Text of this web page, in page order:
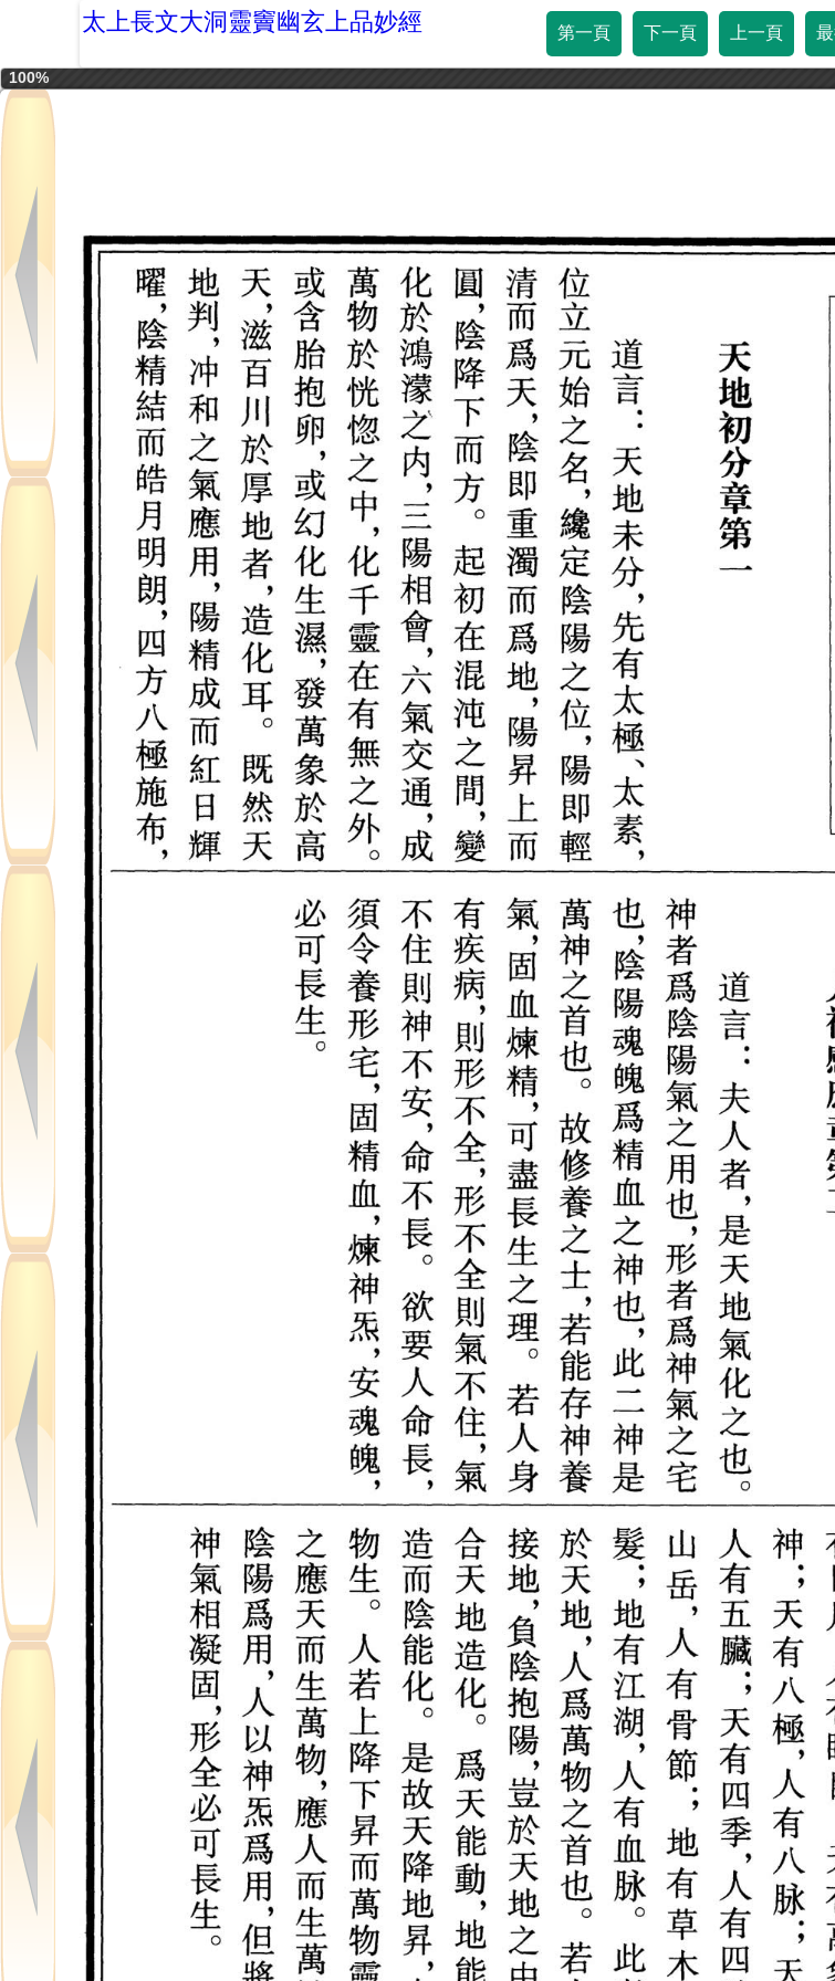
太上長文大洞靈竇幽玄上品妙經 第一頁 下一頁 上一頁
100%